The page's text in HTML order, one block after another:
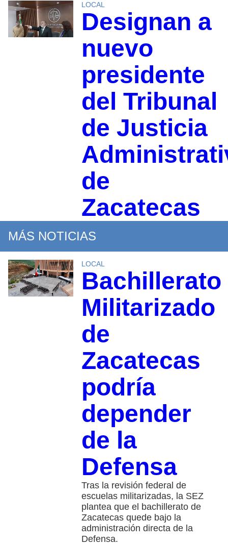
LOCAL
Designan a
nuevo
presidente
del Tribunal
de Justicia
de
Zacatecas
MÁS NOTICIAS
LOCAL
Bachillerato
Militarizado
de
Zacatecas
podría
depender
de la
Defensa
Tras la revisión federal de
escuelas militarizadas, la SEZ
plantea que el bachillerato de
Zacatecas quede bajo la
administración directa de la
Defensa.